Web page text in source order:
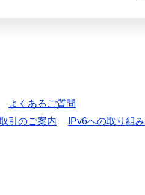
よくあるご質問
引のご案内
IPv6への取り組み